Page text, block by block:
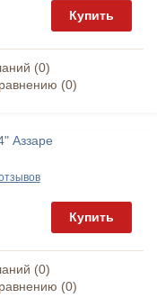
Купить
(0)
(0)
Аззаре
Купить
(0)
(0)